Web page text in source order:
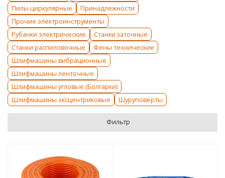
Пилы циркулярные
Принадлежности
Прочие электроинструменты
Рубанки электрические
Станки заточные
Станки распиловочные
Фены технические
Шлифмашины вибрационные
Шлифмашины ленточные
Шлифмашины угловые (Болгарки)
Шлифмашины эксцентриковые
Шуруповерты
Фильтр